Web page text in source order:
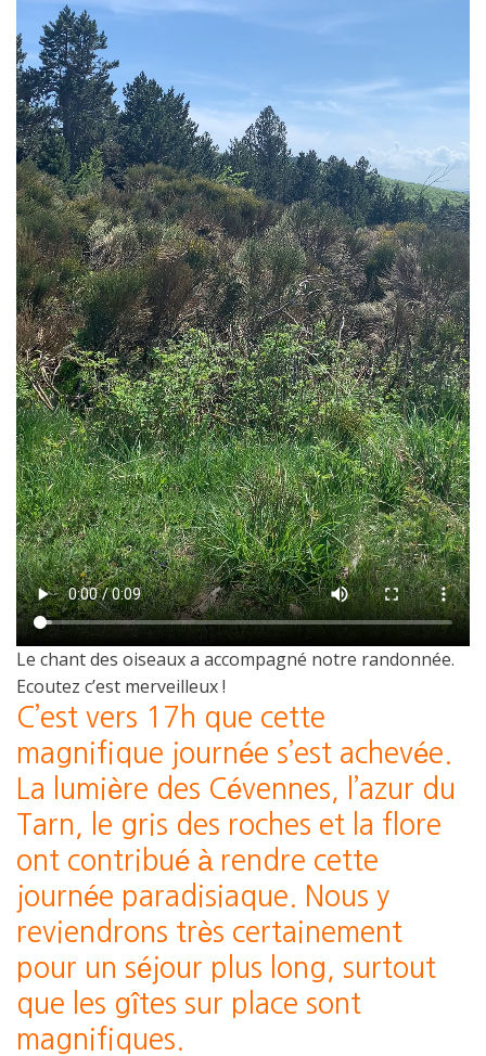
Le chant des oiseaux a accompagné notre randonnée.
Ecoutez c’est merveilleux !
C’est vers 17h que cette
magnifique journée s’est achevée.
La lumière des Cévennes, l’azur du
Tarn, le gris des roches et la flore
ont contribué à rendre cette
journée paradisiaque. Nous y
reviendrons très certainement
pour un séjour plus long, surtout
que les gîtes sur place sont
magnifiques.